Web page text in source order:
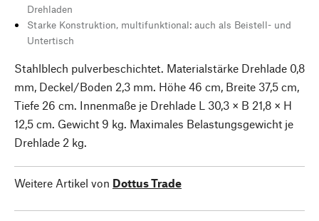
Drehladen
Starke Konstruktion, multifunktional: auch als Beistell- und
Untertisch
Stahlblech pulverbeschichtet. Materialstärke Drehlade 0,8
mm, Deckel/Boden 2,3 mm. Höhe 46 cm, Breite 37,5 cm,
Tiefe 26 cm. Innenmaße je Drehlade L 30,3 × B 21,8 × H
12,5 cm. Gewicht 9 kg. Maximales Belastungsgewicht je
Drehlade 2 kg.
Weitere Artikel von Dottus Trade